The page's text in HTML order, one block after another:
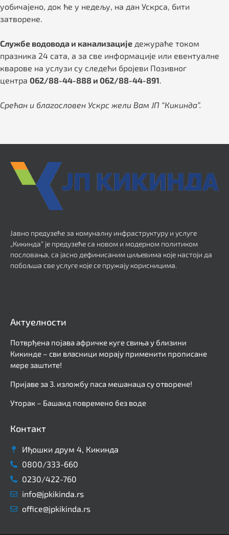
уобичајено, док ће у недељу, на дан Ускрса, бити
затворене.
Службе водовода и канализације дежураће током
празника 24 сата, а за све информације или евентуалне
кварове на услузи су следећи бројеви Позивног
центра 062/88-44-888 и 062/88-44-891.
Срећан и благословен Ускрс жели Вам ЈП “Кикинда”.
Јавно предузеће за комуналну инфраструктуру и услуге
„Кикинда“ је предузеће са новом и модерном политиком
пословања, са јасно дефинисаним циљевима које настоји да
побољша све услуге које се пружају корисницима.
Актуелности
Потврђена појава афричке куге свиња у близини
Кикинде – сви власници морају применити прописане
мере заштите!
Пријаве за 3. изложбу паса мешанаца су отворене!
Уторак – Башаид повремено без воде
Контакт
Иђошки друм 4, Кикинда
0800/333-660
0230/422-760
info@jpkikinda.rs
office@jpkikinda.rs